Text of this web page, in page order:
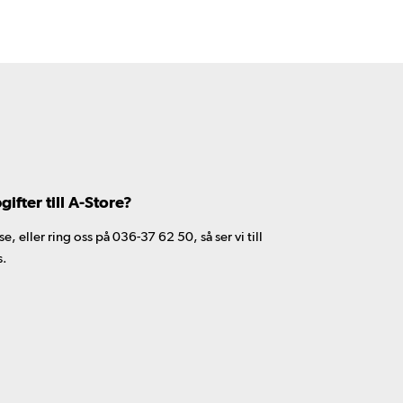
till A-Store?
eller ring oss på 036-37 62 50, så ser vi till